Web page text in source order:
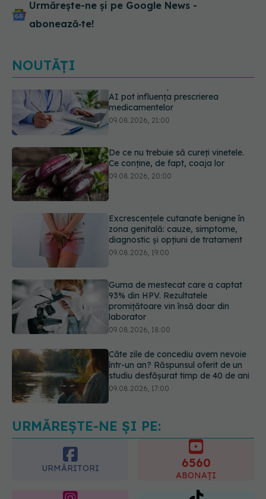
Urmărește-ne și pe Google News -
abonează‑te!
NOUTĂȚI
De ce nu trebuie să cureți vinetele.
Ce conține, de fapt, coaja lor
Excrescențele cutanate benigne în
Guma de mestecat care a captat
93% din HPV. Rezultatele
09.08.2026, 18:00
Câte zile de concediu avem nevoie
într-un an? Răspunsul oferit de un
studiu desfășurat timp de 40 de ani
Reclamele din platformele medicale
AI pot influența prescrierea
URMĂREȘTE-NE ȘI PE:
URMĂRITORI 6560
ABONAȚI